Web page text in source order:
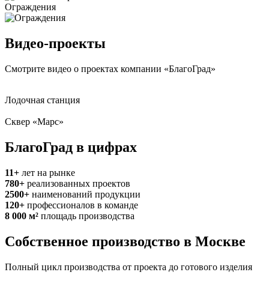
Ограждения
Видео-проекты
Смотрите видео о проектах компании «БлагоГрад»
Лодочная станция
Сквер «Марс»
БлагоГрад в цифрах
11+ лет на рынке
780+ реализованных проектов
2500+ наименований продукции
120+ профессионалов в команде
8 000 м² площадь производства
Собственное производство в Москве
Полный цикл производства от проекта до готового изделия